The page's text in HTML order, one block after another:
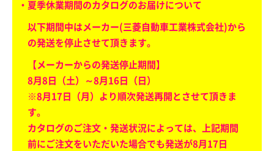
・夏季休業期間のカタログのお届けについて
以下期間中はメーカー(三菱自動車工業株式会社)から
の発送を停止させて頂きます。
【メーカーからの発送停止期間】
8月8日（土）～8月16日（日）
※8月17日（月）より順次発送再開とさせて頂きま
す。
カタログのご注文・発送状況によっては、上記期間
前にご注文をいただいた場合でも発送が8月17日